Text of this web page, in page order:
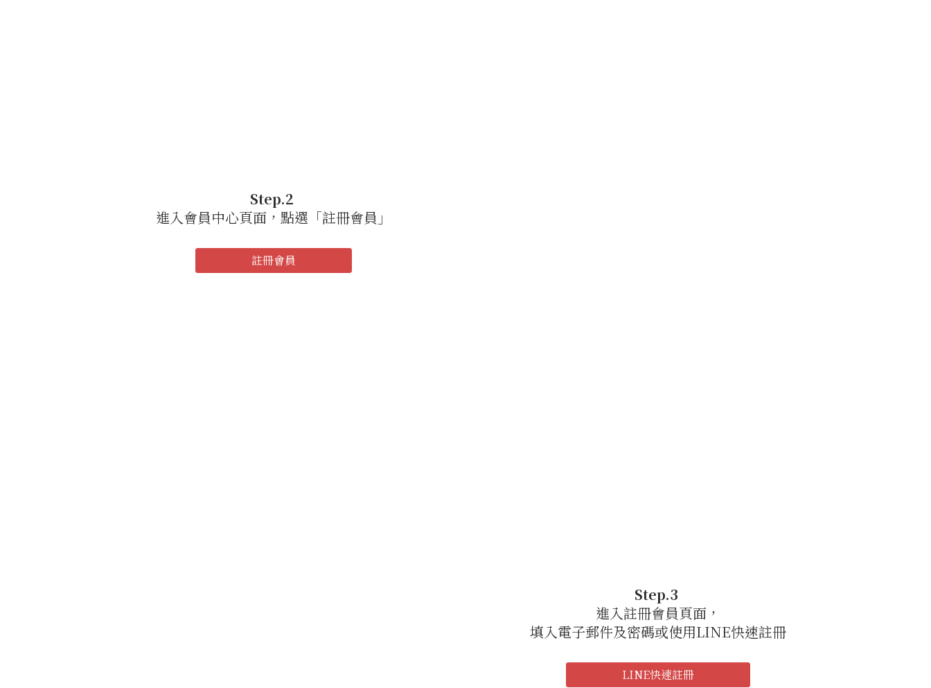
Step.2
進入會員中心頁面，點選「註冊會員」
註冊會員
Step.3
進入註冊會員頁面，
填入電子郵件及密碼或使用LINE快速註冊
LINE快速註冊